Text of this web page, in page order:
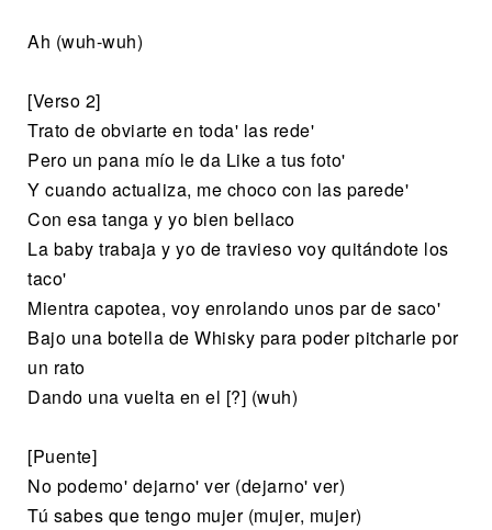
Ah (wuh-wuh)
[Verso 2]
Trato de obviarte en toda' las rede'
Pero un pana mío le da Like a tus foto'
Y cuando actualiza, me choco con las parede'
Con esa tanga y yo bien bellaco
La baby trabaja y yo de travieso voy quitándote los
taco'
Mientra capotea, voy enrolando unos par de saco'
Bajo una botella de Whisky para poder pitcharle por
un rato
Dando una vuelta en el [?] (wuh)
[Puente]
No podemo' dejarno' ver (dejarno' ver)
Tú sabes que tengo mujer (mujer, mujer)